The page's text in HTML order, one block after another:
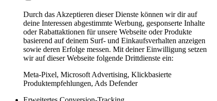
Durch das Akzeptieren dieser Dienste können wir dir auf
deine Interessen abgestimmte Werbung, gesponserte Inhalte
oder Rabattaktionen für unsere Webseite oder Produkte
basierend auf deinem Surf- und Einkaufsverhalten anzeigen
sowie deren Erfolge messen. Mit deiner Einwilligung setzen
wir auf dieser Webseite folgende Drittdienste ein:
Meta-Pixel, Microsoft Advertising, Klickbasierte
Produktempfehlungen, Ads Defender